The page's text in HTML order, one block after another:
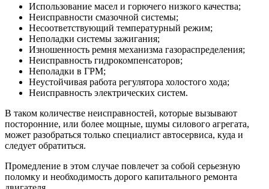
Использование масел и горючего низкого качества;
Неисправности смазочной системы;
Несоответствующий температурный режим;
Неполадки системы зажигания;
Изношенность ремня механизма газораспределения;
Неисправность гидрокомпенсаторов;
Неполадки в ГРМ;
Неустойчивая работа регулятора холостого хода;
Неисправность электрических систем.
В таком количестве неисправностей, которые вызывают
посторонние, или более мощные, шумы силового агрегата,
может разобраться только специалист автосервиса, куда и
следует обратиться.
Промедление в этом случае повлечет за собой серьезную
поломку и необходимость дорого капитального ремонта